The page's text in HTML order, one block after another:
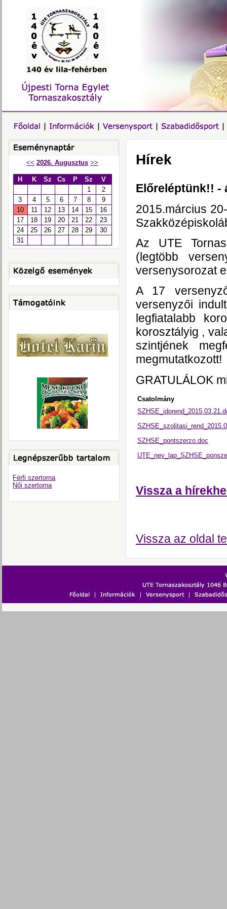
<< 2026. Augusztus >>
H K Sz Cs P Sz
V
1
2
3
4 5 6 7 8
9
10
11 12 13 14 15
16
17
18 19 20 21 22
23
24
25 26 27 28 29
30
31
Férfi szertorna
Női szertorna
Hírek
Előreléptünk!! -
2015.március
Az UTE
(legtöbb
versenysorozat
A 17
versenyzői
legfiatalabb
korosztályig ,
szintjének
megmutatkozott!
GRATULÁLOK
Csatolmány
SZHSE_pontszerzo.doc
Vissza a
Vissza az oldal